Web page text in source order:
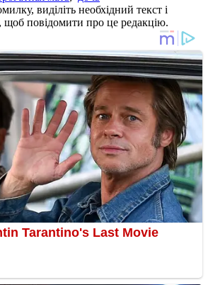
виділіть необхідний текст і
щоб повідомити про це редакцію.